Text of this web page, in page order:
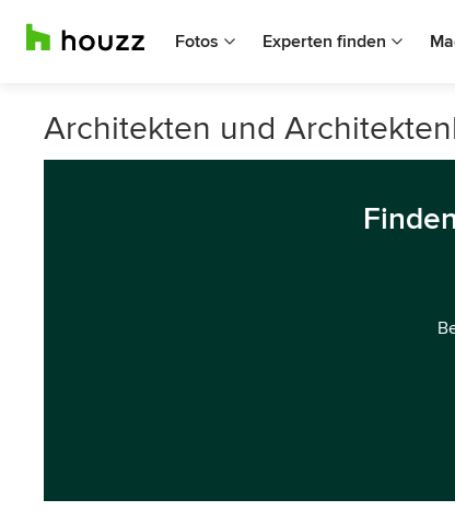
Fotos Experten finden
Architekten und